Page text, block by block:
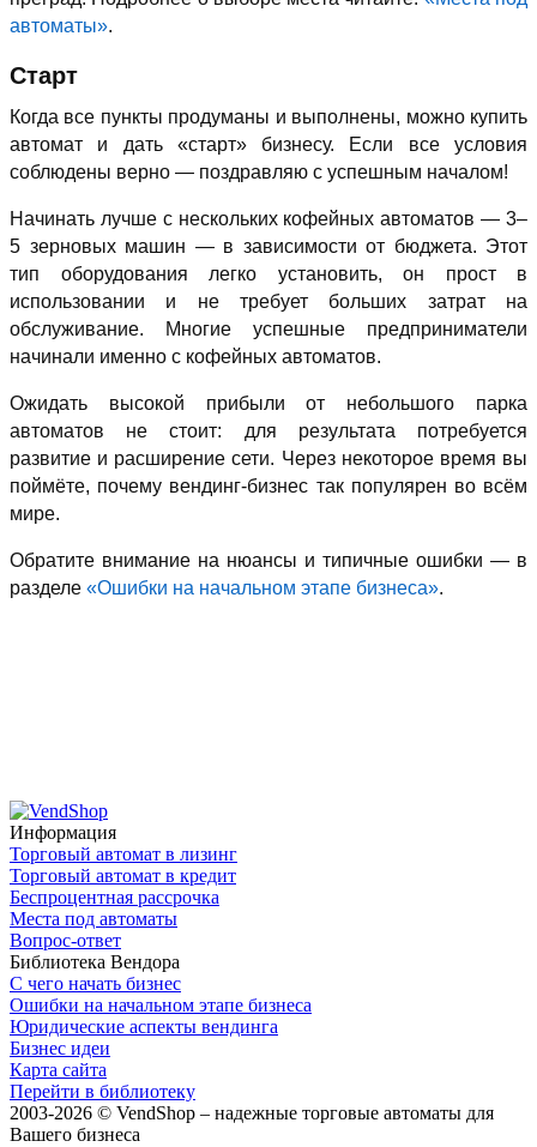
автоматы».
Старт
Когда все пункты продуманы и выполнены, можно купить
автомат и дать «старт» бизнесу. Если все условия
соблюдены верно — поздравляю с успешным началом!
Начинать лучше с нескольких кофейных автоматов — 3–
5 зерновых машин — в зависимости от бюджета. Этот
тип оборудования легко установить, он прост в
использовании и не требует больших затрат на
обслуживание. Многие успешные предприниматели
начинали именно с кофейных автоматов.
Ожидать высокой прибыли от небольшого парка
автоматов не стоит: для результата потребуется
развитие и расширение сети. Через некоторое время вы
поймёте, почему вендинг-бизнес так популярен во всём
мире.
Обратите внимание на нюансы и типичные ошибки — в
разделе «Ошибки на начальном этапе бизнеса».
Информация
Торговый автомат в лизинг
Торговый автомат в кредит
Беспроцентная рассрочка
Места под автоматы
Вопрос-ответ
Библиотека Вендора
С чего начать бизнес
Ошибки на начальном этапе бизнеса
Юридические аспекты вендинга
Бизнес идеи
Карта сайта
Перейти в библиотеку
2003-2026 © VendShop – надежные торговые автоматы для
Вашего бизнеса